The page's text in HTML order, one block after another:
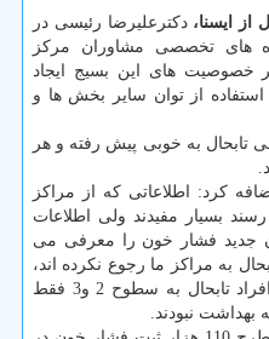
از ایسنا،دكترعلیرضا رئیسی در
های تخصصی مشاوران مركز
خصوصیت های این بسیج ایجاد
از توان سایر بخش ها و
تابحال به خوبی پیش رفته و هر
كرد: اطلاعاتی كه از مراكز
بسیار مفیدند ولی اطلاعات
جدید فشار خون را معرفی می
به مراكز ما رجوع نكرده اند،
بسیار پرارزش است، چونكه این افراد تابحال به سطوح 2 و3 فقط
نبودند.